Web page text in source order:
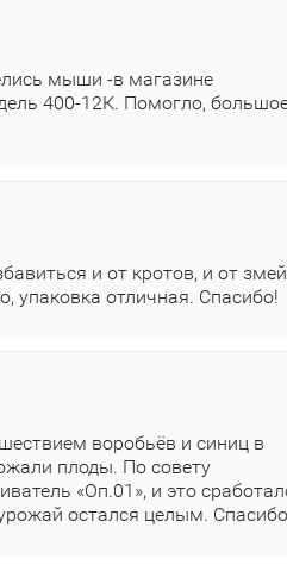
мыши -в магазине
400‑12К. Помогло,
и от кротов, и от
упаковка отличная. Спасибо!
воробьёв и синиц в
плоды. По совету
«Оп.01», и это
остался целым.